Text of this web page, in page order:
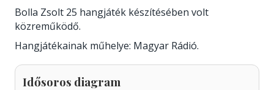
Bolla Zsolt 25 hangjáték készítésében volt
közreműködő.
Hangjátékainak műhelye: Magyar Rádió.
Idősoros diagram